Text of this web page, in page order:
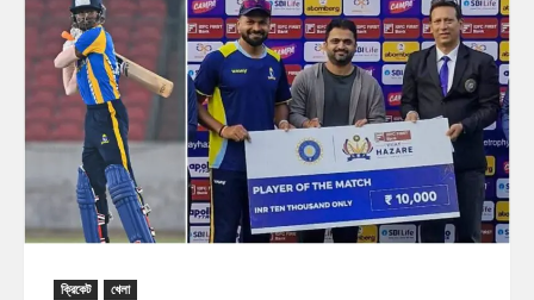
ক্রিকেট খেলা